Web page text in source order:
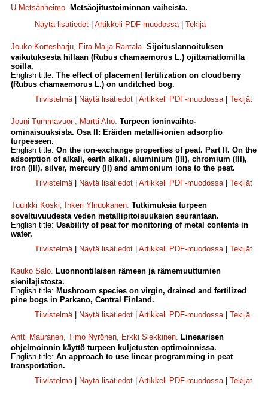
U Metsänheimo. Metsäojitustoiminnan vaiheista.
Näytä lisätiedot
Artikkeli PDF-muodossa| Tekijä
Jouko Kortesharju, Eira-Maija Rantala. Sijoituslannoituksen
vaikutuksesta hillaan (Rubus chamaemorus L.) ojittamattomilla
soilla.
English title: The effect of placement fertilization on cloudberry
(Rubus chamaemorus L.) on unditched bog.
Tiivistelmä| Näytä lisätiedot Artikkeli PDF-muodossa| Tekijät
Jouni Tummavuori, Martti Aho. Turpeen ioninvaihto-
ominaisuuksista. Osa II: Eräiden metalli-ionien adsorptio
turpeeseen.
English title: On the ion-exchange properties of peat. Part II. On the
adsorption of alkali, earth alkali, aluminium (III), chromium (III),
iron (III), silver, mercury (II) and ammonium ions to the peat.
Tiivistelmä| Näytä lisätiedot Artikkeli PDF-muodossa| Tekijät
Tuulikki Koski, Inkeri Yliruokanen. Tutkimuksia turpeen
soveltuvuudesta veden metallipitoisuuksien seurantaan.
English title: Usability of peat for monitoring of metal contents in
water.
Tiivistelmä| Näytä lisätiedot Artikkeli PDF-muodossa| Tekijät
Kauko Salo. Luonnontilaisen rämeen ja rämemuuttumien
sienilajistosta.
English title: Mushroom species on virgin, drained and fertilized
pine bogs in Parkano, Central Finland.
Tiivistelmä| Näytä lisätiedot Artikkeli PDF-muodossa| Tekijä
Antti Mauranen, Timo Nyrönen, Erkki Siekkinen. Lineaarisen
ohjelmoinnin käyttö turpeen kuljetusten optimoinnissa.
English title: An approach to use linear programming in peat
transportation.
Tiivistelmä| Näytä lisätiedot Artikkeli PDF-muodossa| Tekijät